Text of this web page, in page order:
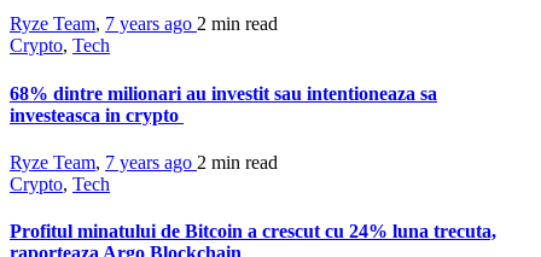
Ryze Team, 7 years ago 2 min read
Crypto, Tech
68% dintre milionari au investit sau intentioneaza sa
investeasca in crypto
Ryze Team, 7 years ago 2 min read
Crypto, Tech
Profitul minatului de Bitcoin a crescut cu 24% luna trecuta,